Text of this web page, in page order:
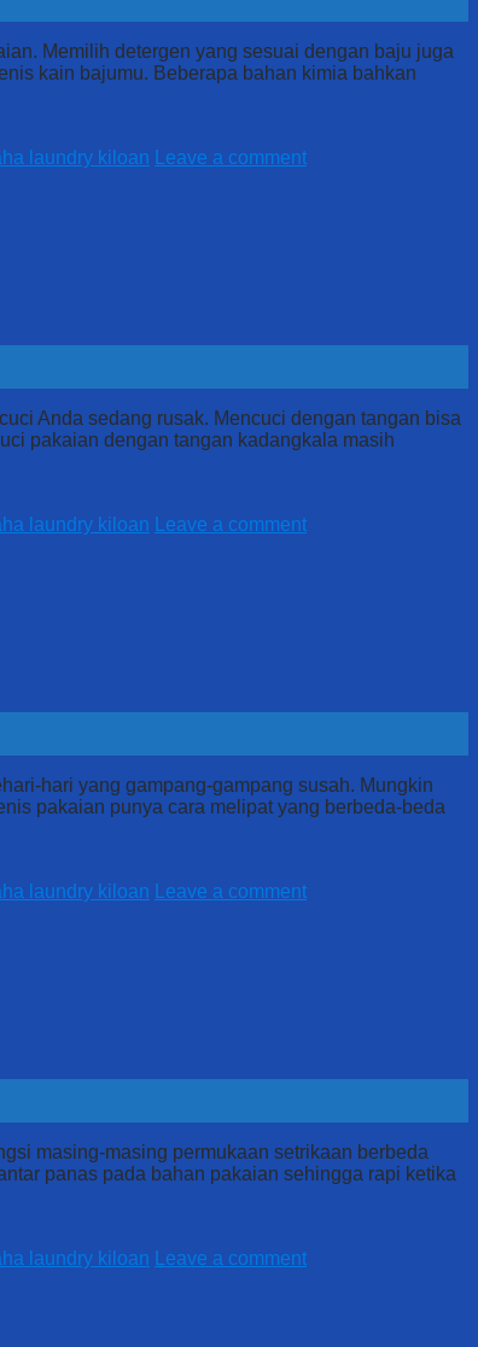
Memilih detergen yang sesuai dengan baju juga
kain bajumu. Beberapa bahan kimia bahkan
laundry kiloan Leave a comment
Anda sedang rusak. Mencuci dengan tangan bisa
pakaian dengan tangan kadangkala masih
laundry kiloan Leave a comment
hari yang gampang-gampang susah. Mungkin
pakaian punya cara melipat yang berbeda-beda
laundry kiloan Leave a comment
masing-masing permukaan setrikaan berbeda
panas pada bahan pakaian sehingga rapi ketika
laundry kiloan
Leave a comment